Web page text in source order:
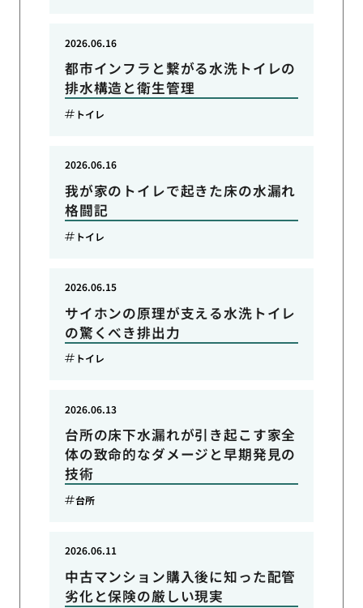
都市インフラと繋がる水洗トイレの
排水構造と衛生管理
2026.06.16
トイレ
我が家のトイレで起きた床の水漏れ
格闘記
2026.06.16
トイレ
サイホンの原理が支える水洗トイレ
の驚くべき排出力
2026.06.15
トイレ
台所の床下水漏れが引き起こす家全
体の致命的なダメージと早期発見の
技術
2026.06.13
台所
中古マンション購入後に知った配管
劣化と保険の厳しい現実
2026.06.11